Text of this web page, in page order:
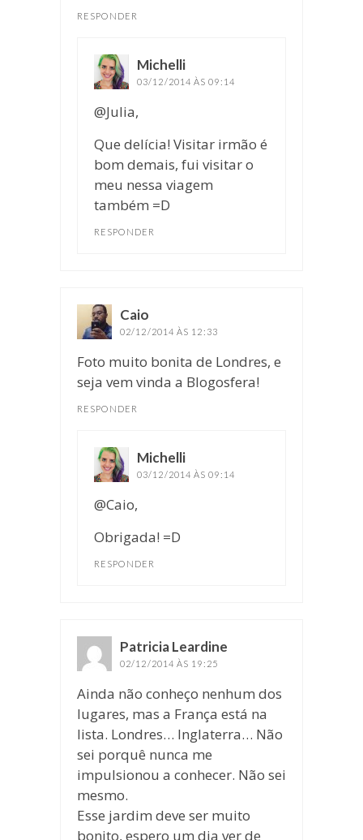
RESPONDER
Michelli
03/12/2014 ÀS 09:14
@Julia,
Que delícia! Visitar irmão é
bom demais, fui visitar o
meu nessa viagem
também =D
RESPONDER
Caio
02/12/2014 ÀS 12:33
Foto muito bonita de Londres, e
seja vem vinda a Blogosfera!
RESPONDER
Michelli
03/12/2014 ÀS 09:14
@Caio,
Obrigada! =D
RESPONDER
Patricia Leardine
02/12/2014 ÀS 19:25
Ainda não conheço nenhum dos
lugares, mas a França está na
lista. Londres… Inglaterra… Não
sei porquê nunca me
impulsionou a conhecer. Não sei
mesmo.
Esse jardim deve ser muito
bonito, espero um dia ver de